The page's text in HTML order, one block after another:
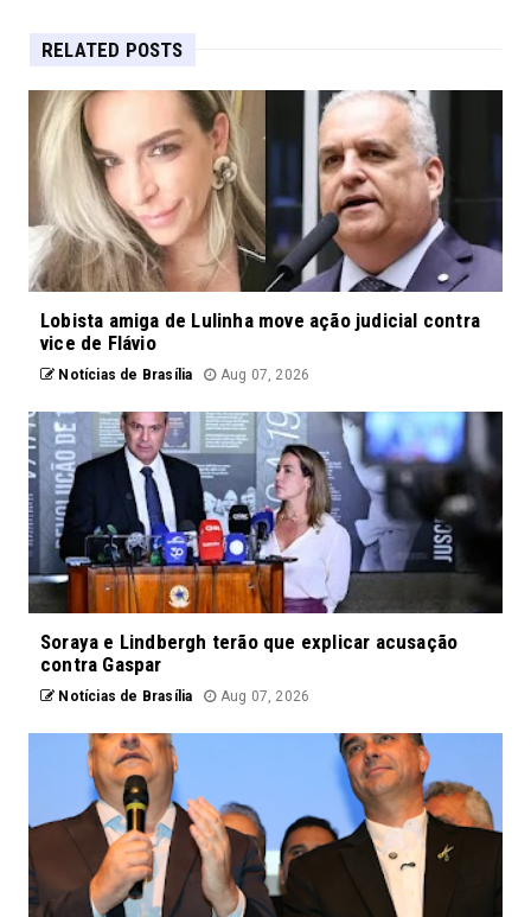
RELATED POSTS
Lobista amiga de Lulinha move ação judicial contra
vice de Flávio
Notícias de Brasília Aug 07, 2026
Soraya e Lindbergh terão que explicar acusação
contra Gaspar
Notícias de Brasília Aug 07, 2026